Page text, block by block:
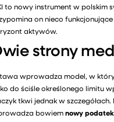
to nowy instrument w polskim
on nieco funkcjonujące
aktywów.
strony
wprowadza model, w
do ściśle określonego limitu
tkwi jednak w
bowiem nowy